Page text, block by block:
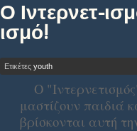
Ο Ιντερνετ-
ισμό!
Ετικέτες youth
Ο
μαστίζουν παιδιά
βρίσκονται αυτή